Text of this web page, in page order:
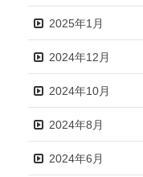
2025年1月
2024年12月
2024年10月
2024年8月
2024年6月